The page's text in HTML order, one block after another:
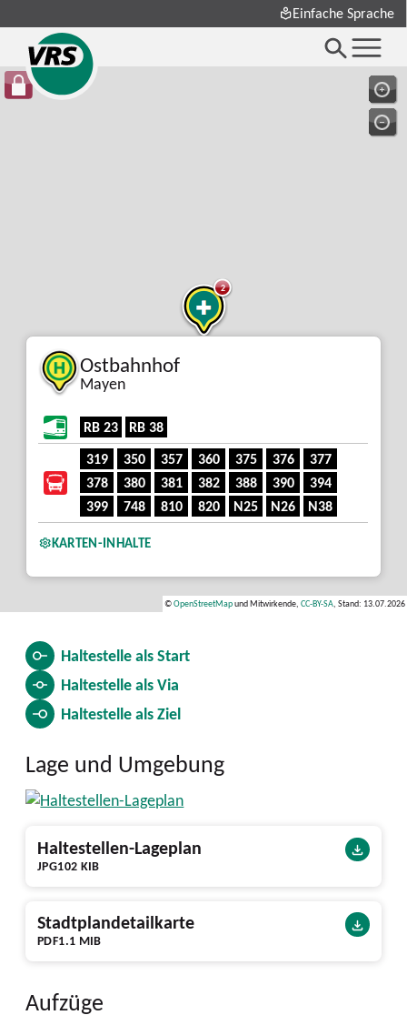
Einfache Sprache
Ostbahnhof
Mayen
RB 23
RB 38
319
350 357 360 375 376
377
378
380 381 382 388 390
394
399
748 810 820 N25 N26 N38
KARTEN-INHALTE
2
©OpenStreetMapund Mitwirkende, CC-BY-SA, Stand: 13.07.2026
Haltestelle alsStart
Haltestelle alsVia
Haltestelle alsZiel
Lage und Umgebung
JPG102 KIB
Haltestellen-Lageplan
PDF1.1 MIB
Stadtplandetailkarte
Aufzüge